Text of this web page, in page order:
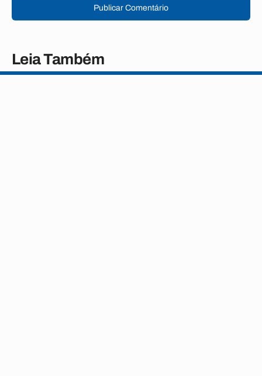
Publicar Comentário
Leia Também